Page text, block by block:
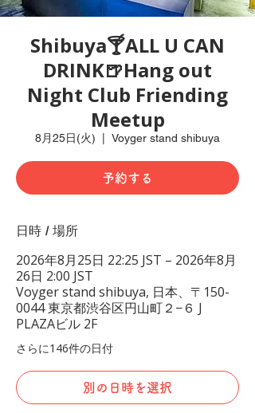
Shibuya🍸ALL U CAN
DRINK🍺Hang out
Night Club Friending
Meetup
8月25日(火) Voyger stand shibuya
予約する
日時 / 場所
2026年8月25日 22:25 JST – 2026年8月
26日 2:00 JST
Voyger stand shibuya, 日本、〒150-
0044 東京都渋谷区円山町２−６ J
PLAZAビル 2F
さらに146件の日付
別の日時を選択